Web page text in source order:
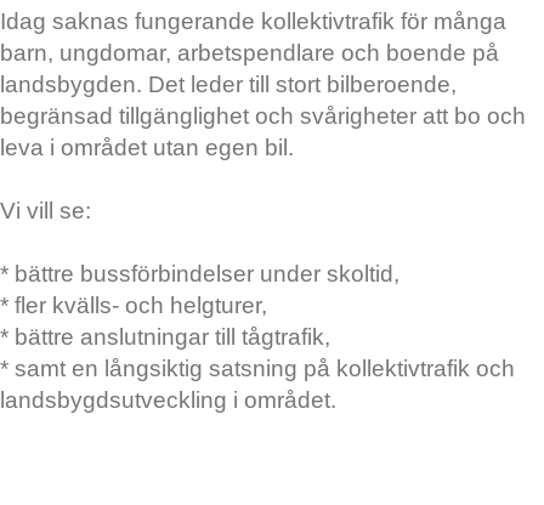
Idag saknas fungerande kollektivtrafik för många
barn, ungdomar, arbetspendlare och boende på
landsbygden. Det leder till stort bilberoende,
begränsad tillgänglighet och svårigheter att bo och
leva i området utan egen bil.
Vi vill se:
* bättre bussförbindelser under skoltid,
* fler kvälls- och helgturer,
* bättre anslutningar till tågtrafik,
* samt en långsiktig satsning på kollektivtrafik och
landsbygdsutveckling i området.